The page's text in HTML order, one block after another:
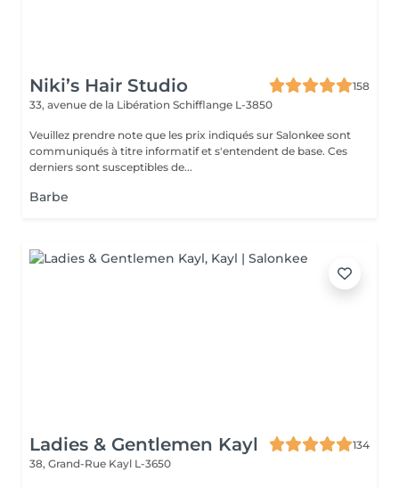
Niki’s Hair Studio
158
33, avenue de la Libération Schifflange L-3850
Veuillez prendre note que les prix indiqués sur Salonkee sont
communiqués à titre informatif et s'entendent de base. Ces
derniers sont susceptibles de...
Barbe
Ladies & Gentlemen Kayl
134
38, Grand-Rue Kayl L-3650